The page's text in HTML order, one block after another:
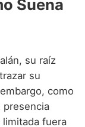
Suena
su raíz
su
como
presencia
fuera